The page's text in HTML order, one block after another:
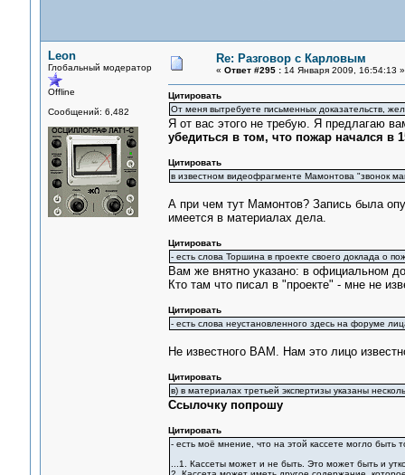
Leon
Глобальный модератор
Offline
Сообщений: 6,482
Re: Разговор с Карловым
« Ответ #295 :14 Января 2009, 16:54:13 »
Цитировать
От меня вытребуете письменных доказательств,
Я от вас этого не требую. Я предлагаю
убедиться в том, что пожар начался в
Цитировать
в известном видеофрагменте Мамонтова "звонок
А при чем тут Мамонтов? Запись была
имеется в материалах дела.
Цитировать
- есть слова Торшина в проекте своего доклада о
Вам же внятно указано: в официальном
Кто там что писал в "проекте" - мне не
Цитировать
- есть слова неустановленного здесь на форуме
Не известного ВАМ. Нам это лицо
Цитировать
в) в материалах третьей экспертизы указаны
Ссылочку попрошу
Цитировать
- есть моё мнение, что на этой кассете могло быть
...1. Кассеты может и не быть. Это может быть и